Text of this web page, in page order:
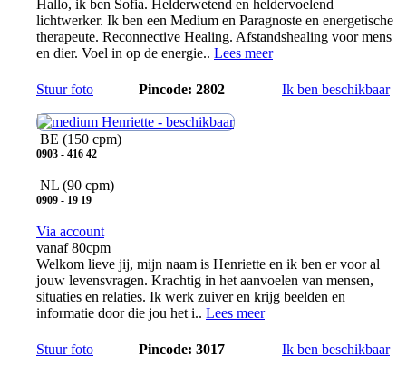
Hallo, ik ben Sofia. Helderwetend en heldervoelend
lichtwerker. Ik ben een Medium en Paragnoste en energetische
therapeute. Reconnective Healing. Afstandshealing voor mens
en dier. Voel in op de energie.. Lees meer
Stuur foto Pincode: 2802
Ik ben beschikbaar
BE (150 cpm)
0903 - 416 42
NL (90 cpm)
0909 - 19 19
Via account
vanaf 80cpm
Welkom lieve jij, mijn naam is Henriette en ik ben er voor al
jouw levensvragen. Krachtig in het aanvoelen van mensen,
situaties en relaties. Ik werk zuiver en krijg beelden en
informatie door die jou het i.. Lees meer
Stuur foto Pincode: 3017 Ik ben beschikbaar